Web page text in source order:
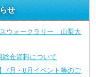
せ
ウォークラリー 山梨大
会資料について
7月・8月イベント等のご